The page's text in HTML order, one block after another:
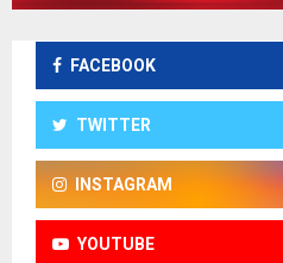
FACEBOOK
TWITTER
INSTAGRAM
YOUTUBE